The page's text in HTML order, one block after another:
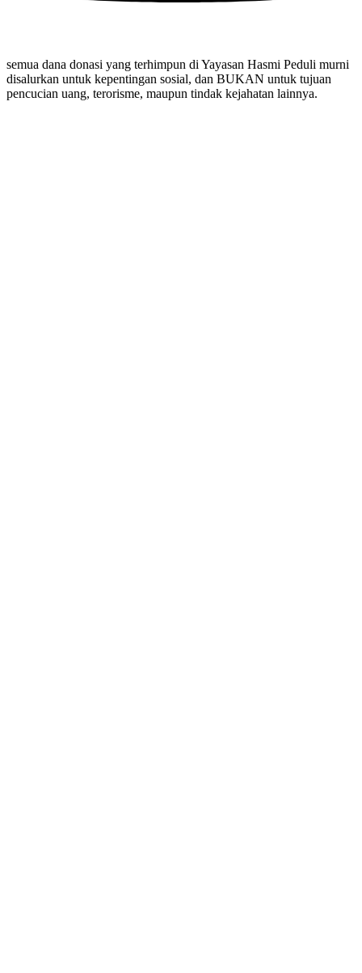
semua dana donasi yang terhimpun di Yayasan Hasmi Peduli murni
disalurkan untuk kepentingan sosial, dan BUKAN untuk tujuan
pencucian uang, terorisme, maupun tindak kejahatan lainnya.